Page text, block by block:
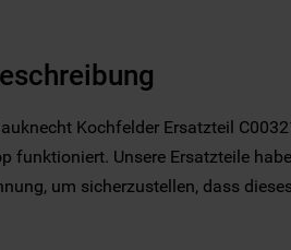
Kochfelder Ersatzteil
funktioniert. Unsere Ersatzteile
um sicherzustellen, dass